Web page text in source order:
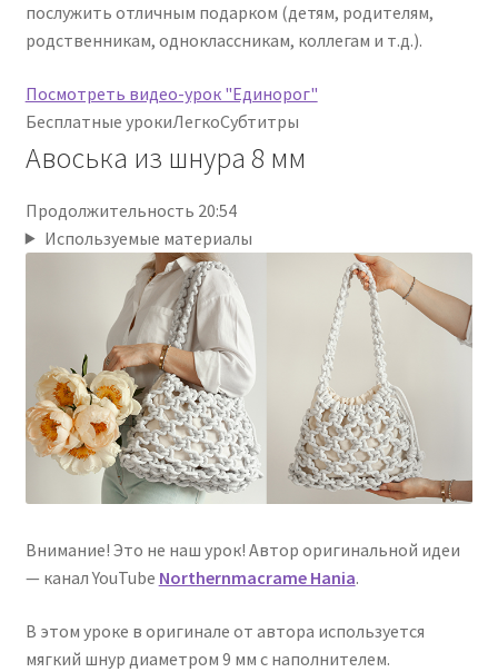
послужить отличным подарком (детям, родителям,
родственникам, одноклассникам, коллегам и т.д.).
Посмотреть видео-урок "Единорог"
Бесплатные урокиЛегкоСубтитры
Авоська из шнура 8 мм
Продолжительность 20:54
Используемые материалы
Внимание! Это не наш урок! Автор оригинальной идеи
— канал YouTube Northernmacrame Hania.
В этом уроке в оригинале от автора используется
мягкий шнур диаметром 9 мм с наполнителем.